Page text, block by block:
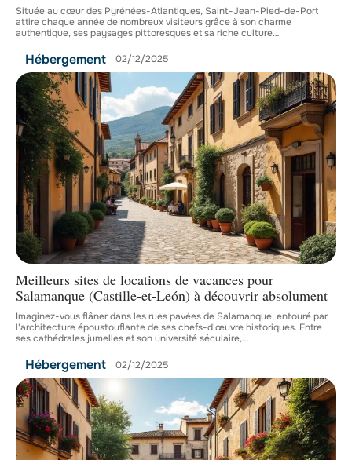
Située au cœur des Pyrénées-Atlantiques, Saint-Jean-Pied-de-Port
attire chaque année de nombreux visiteurs grâce à son charme
authentique, ses paysages pittoresques et sa riche culture…
Hébergement 02/12/2025
Meilleurs sites de locations de vacances pour
Salamanque (Castille-et-León) à découvrir absolument
Imaginez-vous flâner dans les rues pavées de Salamanque, entouré par
l'architecture époustouflante de ses chefs-d'œuvre historiques. Entre
ses cathédrales jumelles et son université séculaire,…
Hébergement 02/12/2025